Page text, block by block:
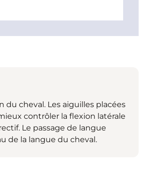
cheval. Les aiguilles placées
contrôler la flexion latérale
Le passage de langue
de la langue du cheval.